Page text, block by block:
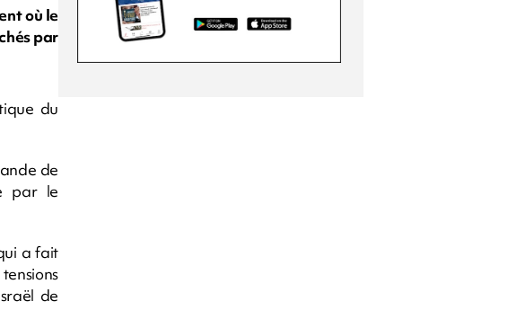
où le
par
du
de
par le
a fait
de